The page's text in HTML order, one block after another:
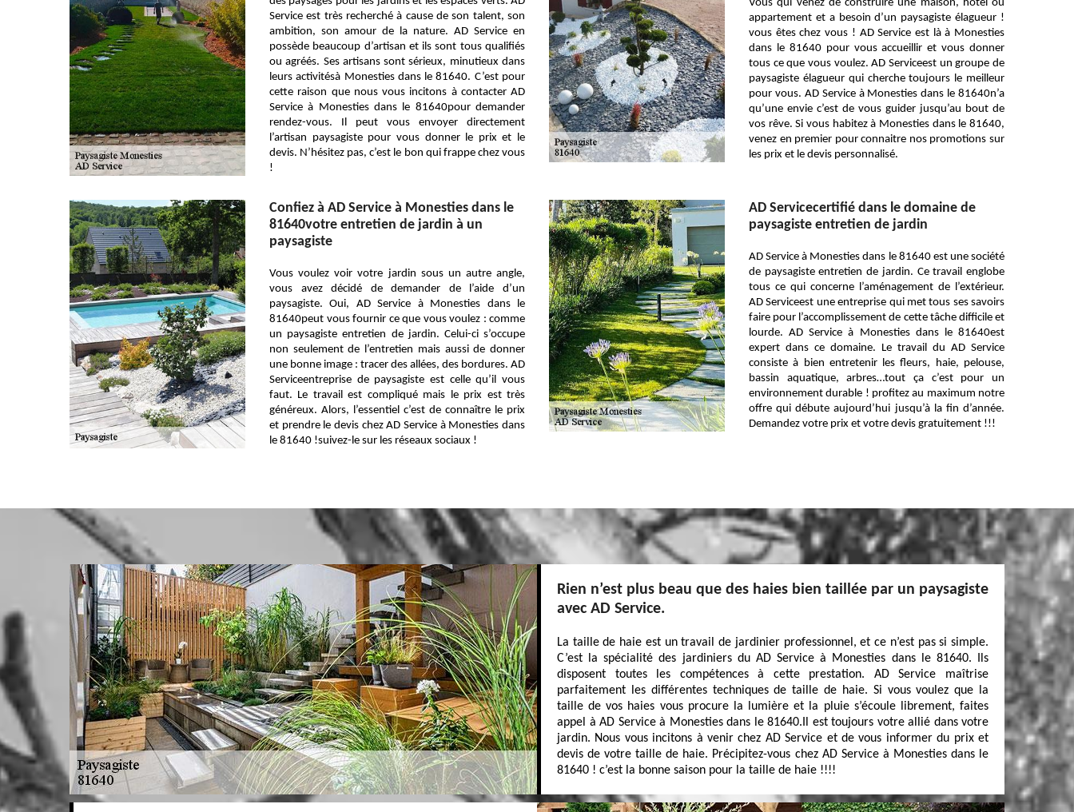
Service est très recherché à cause de son talent, son
ambition, son amour de la nature. AD Service en
possède beaucoup d’artisan et ils sont tous qualifiés
ou agréés. Ses artisans sont sérieux, minutieux dans
leurs activitésà Monesties dans le 81640. C’est pour
cette raison que nous vous incitons à contacter AD
Service à Monesties dans le 81640pour demander
rendez-vous. Il peut vous envoyer directement
l’artisan paysagiste pour vous donner le prix et le
devis. N’hésitez pas, c’est le bon qui frappe chez vous
!
Vous qui venez de construire une maison, hôtel ou
appartement et a besoin d’un paysagiste élagueur !
vous êtes chez vous ! AD Service est là à Monesties
dans le 81640 pour vous accueillir et vous donner
tous ce que vous voulez. AD Serviceest un groupe de
paysagiste élagueur qui cherche toujours le meilleur
pour vous. AD Service à Monesties dans le 81640n’a
qu’une envie c’est de vous guider jusqu’au bout de
vos rêve. Si vous habitez à Monesties dans le 81640,
venez en premier pour connaitre nos promotions sur
les prix et le devis personnalisé.
Confiez à AD Service à Monesties dans le
81640votre entretien de jardin à un
paysagiste
Vous voulez voir votre jardin sous un autre angle,
vous avez décidé de demander de l’aide d’un
paysagiste. Oui, AD Service à Monesties dans le
81640peut vous fournir ce que vous voulez : comme
un paysagiste entretien de jardin. Celui-ci s’occupe
non seulement de l’entretien mais aussi de donner
une bonne image : tracer des allées, des bordures. AD
Serviceentreprise de paysagiste est celle qu’il vous
faut. Le travail est compliqué mais le prix est très
généreux. Alors, l’essentiel c’est de connaître le prix
et prendre le devis chez AD Service à Monesties dans
le 81640 !suivez-le sur les réseaux sociaux !
AD Servicecertifié dans le domaine de
paysagiste entretien de jardin
AD Service à Monesties dans le 81640 est une société
de paysagiste entretien de jardin. Ce travail englobe
tous ce qui concerne l’aménagement de l’extérieur.
AD Serviceest une entreprise qui met tous ses savoirs
faire pour l’accomplissement de cette tâche difficile et
lourde. AD Service à Monesties dans le 81640est
expert dans ce domaine. Le travail du AD Service
consiste à bien entretenir les fleurs, haie, pelouse,
bassin aquatique, arbres…tout ça c’est pour un
environnement durable ! profitez au maximum notre
offre qui débute aujourd’hui jusqu’à la fin d’année.
Demandez votre prix et votre devis gratuitement !!!
Rien n’est plus beau que des haies bien taillée par un paysagiste
avec AD Service.
La taille de haie est un travail de jardinier professionnel, et ce n’est pas si simple.
C’est la spécialité des jardiniers du AD Service à Monesties dans le 81640. Ils
disposent toutes les compétences à cette prestation. AD Service maîtrise
parfaitement les différentes techniques de taille de haie. Si vous voulez que la
taille de vos haies vous procure la lumière et la pluie s’écoule librement, faites
appel à AD Service à Monesties dans le 81640.Il est toujours votre allié dans votre
jardin. Nous vous incitons à venir chez AD Service et de vous informer du prix et
devis de votre taille de haie. Précipitez-vous chez AD Service à Monesties dans le
81640 ! c’est la bonne saison pour la taille de haie !!!!